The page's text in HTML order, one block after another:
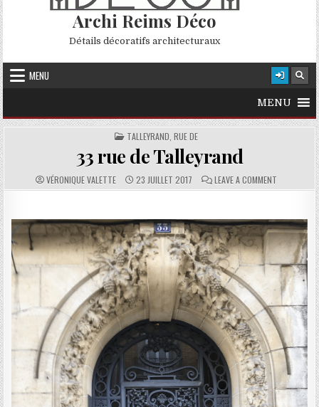
Archi Reims Déco
Détails décoratifs architecturaux
MENU
MENU
POSTED IN
TALLEYRAND, RUE DE
33 rue de Talleyrand
AUTHOR:
VÉRONIQUE VALETTE PUBLISHED DATE:
23 JUILLET 2017 COMMENTS:
LEAVE A COMMENTON 33 RUE